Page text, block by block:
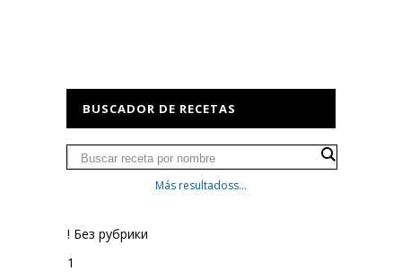
BUSCADOR DE RECETAS
Más resultadoss...
! Без рубрики
1